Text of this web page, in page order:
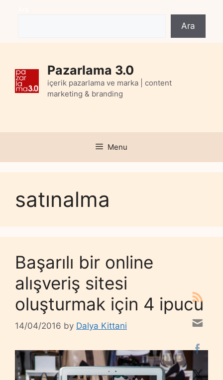
Ara
Pazarlama 3.0
içerik pazarlama ve marka | content
marketing & branding
Menu
satınalma
Başarılı bir online
alışveriş sitesi
oluşturmak için 4 ipucu
14/04/2016 by Dalya Kittani